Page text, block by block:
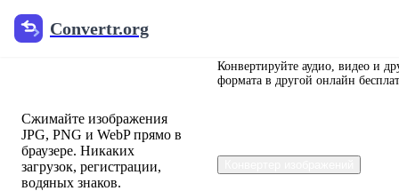
Convertr.org
Компрессор
Сжимайте изображения
JPG, PNG и WebP прямо в
браузере. Никаких
загрузок, регистрации,
водяных знаков.
Конвертируйте аудио, видео и
формата в другой онлайн